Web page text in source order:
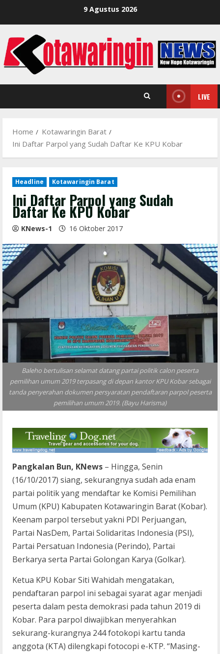
9 Agustus 2026
LIVE
Home
Kotawaringin Barat
Ini Daftar Parpol yang Sudah Daftar Ke KPU Kobar
Headline Kotawaringin Barat
Ini Daftar Parpol yang Sudah
Daftar Ke KPU Kobar
KNews-1 16 Oktober 2017
Baleho bertulisan selamat datang partai politik calon peserta
pemilihan umum 2019 terpasang di depan kantor KPU Kobar sebagai
tanda penyerahan dokumen persyaratan pendaftaran parpol peserta
pemilihan umum 2019. (Bayu Harisma)
Pangkalan Bun, KNews – Hingga, Senin
(16/10/2017) siang, sekurangnya sudah ada enam
partai politik yang mendaftar ke Komisi Pemilihan
Umum (KPU) Kabupaten Kotawaringin Barat (Kobar).
Keenam parpol tersebut yakni PDI Perjuangan,
Partai NasDem, Partai Solidaritas Indonesia (PSI),
Partai Persatuan Indonesia (Perindo), Partai
Berkarya serta Partai Golongan Karya (Golkar).
Ketua KPU Kobar Siti Wahidah mengatakan,
pendaftaran parpol ini sebagai syarat agar menjadi
peserta dalam pesta demokrasi pada tahun 2019 di
Kobar. Para parpol diwajibkan menyerahkan
sekurang-kurangnya 244 fotokopi kartu tanda
anggota (KTA) dilengkapi fotocopi e-KTP. “Masing-